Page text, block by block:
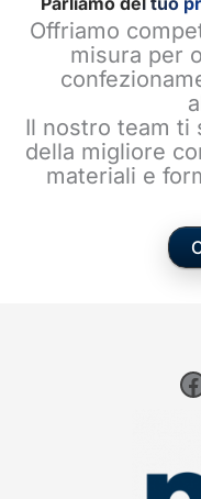
Offriamo
misura per
Il nostro team ti
della migliore
materiali e